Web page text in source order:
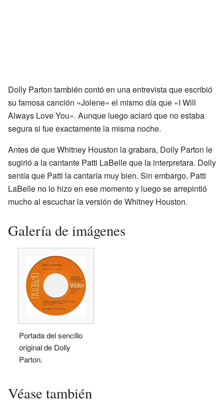
Dolly Parton también contó en una entrevista que escribió
su famosa canción «Jolene» el mismo día que «I Will
Always Love You». Aunque luego aclaró que no estaba
segura si fue exactamente la misma noche.
Antes de que Whitney Houston la grabara, Dolly Parton le
sugirió a la cantante Patti LaBelle que la interpretara. Dolly
sentía que Patti la cantaría muy bien. Sin embargo, Patti
LaBelle no lo hizo en ese momento y luego se arrepintió
mucho al escuchar la versión de Whitney Houston.
Galería de imágenes
Portada del sencillo
original de Dolly
Parton.
Véase también